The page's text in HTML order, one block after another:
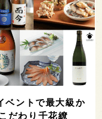
ベントで最大級か
だわり千花繚